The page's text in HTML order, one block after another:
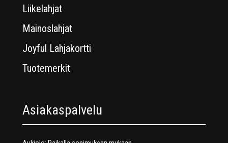
Liikelahjat
Mainoslahjat
Joyful Lahjakortti
Tuotemerkit
Asiakaspalvelu